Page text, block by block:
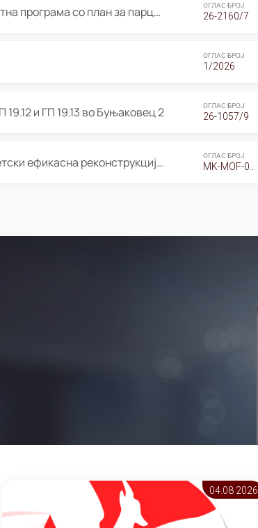
ОГЛАС за Јавно излагање на Проектна програма со план за парцелација за Урбанистички проект со план за парцелација за спојување на ГП 20.12 и ГП 20.37 од Изменување и дополнување на Детален урбанистички план Буњаковец 2, Општина Центар – Скопје ОГЛАС БРОЈ
26-2160/7
ОГЛАС БРОЈ
1/2026
и ГП 19.13 во Буњаковец 2 ОГЛАС БРОЈ
26-1057/9
Оглас за Барање понуди за “Енергетски ефикасна реконструкција на објектот ООУ „Св. Кирил и Методиј" ОГЛАС БРОЈ
04.08 2026